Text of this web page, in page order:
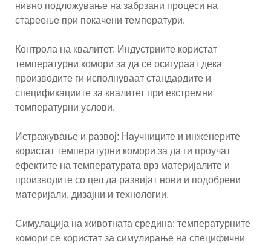
нивно подложување на забрзани процеси на
стареење при покачени температури.
Контрола на квалитет: Индустриите користат
температурни комори за да се осигураат дека
производите ги исполнуваат стандардите и
спецификациите за квалитет при екстремни
температурни услови.
Истражување и развој: Научниците и инженерите
користат температурни комори за да ги проучат
ефектите на температурата врз материјалите и
производите со цел да развијат нови и подобрени
материјали, дизајни и технологии.
Симулација на животната средина: температурните
комори се користат за симулирање на специфични